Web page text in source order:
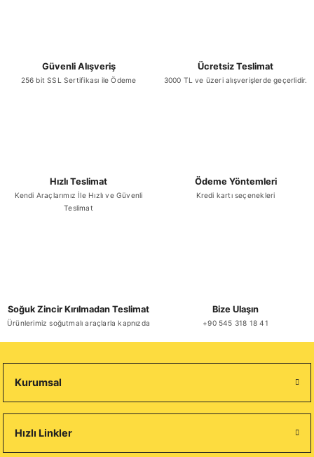
Güvenli Alışveriş
256 bit SSL Sertifikası ile Ödeme
Ücretsiz Teslimat
3000 TL ve üzeri alışverişlerde geçerlidir.
Hızlı Teslimat
Kendi Araçlarımız İle Hızlı ve Güvenli
Teslimat
Ödeme Yöntemleri
Kredi kartı seçenekleri
Soğuk Zincir Kırılmadan Teslimat
Ürünlerimiz soğutmalı araçlarla kapnızda
Bize Ulaşın
+90 545 318 18 41
Kurumsal
Hızlı Linkler